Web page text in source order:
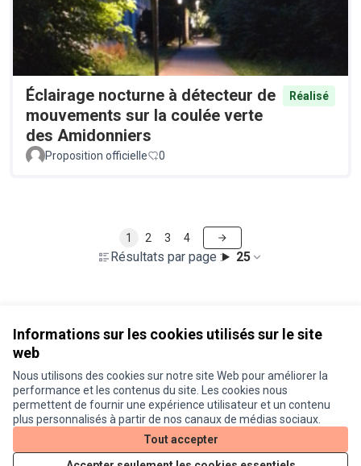
Informations sur les cookies utilisés sur le site
web
Nous utilisons des cookies sur notre site Web pour améliorer la
performance et les contenus du site. Les cookies nous
permettent de fournir une expérience utilisateur et un contenu
plus personnalisés à partir de nos canaux de médias sociaux.
Tout accepter
Éclairage nocturne à détecteur de
mouvements sur la coulée verte
des Amidonniers
Réalisé
Proposition officielle 0
Résultats par page : 25
1 2 3 4
Conditions d'utilisation
Paramètres des cookies
Je participe ! sur X
(Lien externe)
Je participe ! sur Facebook
Je participe ! sur Instagram